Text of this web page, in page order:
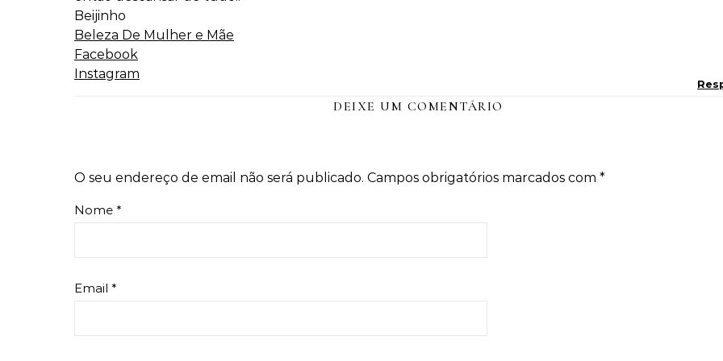
Beijinho
Beleza De Mulher e Mãe
Facebook
Instagram
DEIXE UM COMENTÁRIO
O seu endereço de email não será publicado. Campos obrigatórios marcados com *
Nome *
Email *